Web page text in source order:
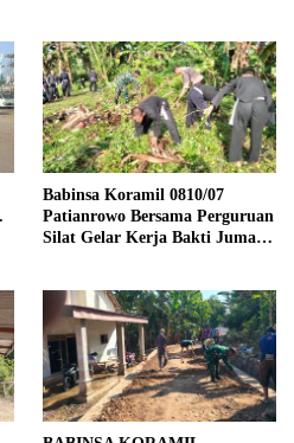
Babinsa Koramil 0810/07
Patianrowo Bersama Perguruan
Silat Gelar Kerja Bakti Jumat